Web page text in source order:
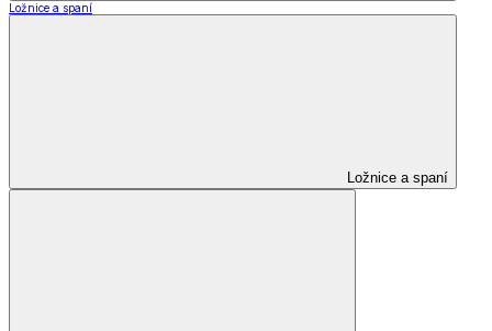
Ložnice a spaní
Ložnice a spaní